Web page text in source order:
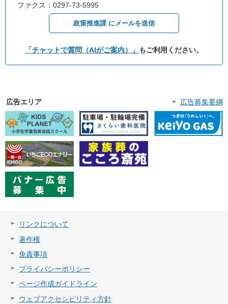
ファクス：0297-73-5995
政策推進課 にメールを送信
「チャットで質問（AIがご案内）」 もご利用ください。
広告エリア 広告募集要綱
リンクについて
著作権
免責事項
プライバシーポリシー
ページ作成ガイドライン
ウェブアクセシビリティ方針